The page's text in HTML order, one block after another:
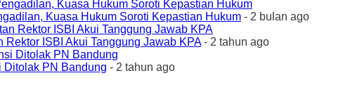
Kuasa Hukum Soroti Kepastian Hukum - 2 bulan ago
ISBI Akui Tanggung Jawab KPA- 2 tahun ago
Ditolak PN Bandung - 2 tahun ago